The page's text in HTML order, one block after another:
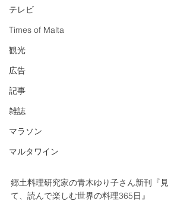
テレビ
Times of Malta
観光
広告
記事
雑誌
マラソン
マルタワイン
郷土料理研究家の青木ゆり子さん新刊『見
て、読んで楽しむ世界の料理365日』